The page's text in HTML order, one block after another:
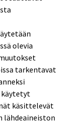
olevia
tarkentavat
käytetyt
käsittelevät
lähdeaineiston